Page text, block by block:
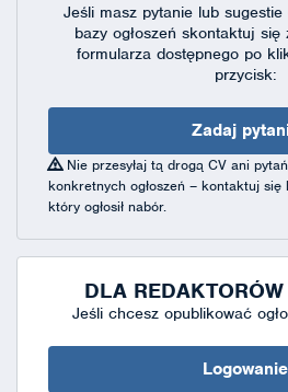
Jeśli masz pytanie lub sugestie
bazy ogłoszeń skontaktuj się
formularza dostępnegopo
przycisk:
Zadaj
Nie przesyłaj tą drogą CV ani
konkretnych ogłoszeń – kontaktuj się
który ogłosił nabór.
DLA
Jeśli chcesz opublikować
Logowanie